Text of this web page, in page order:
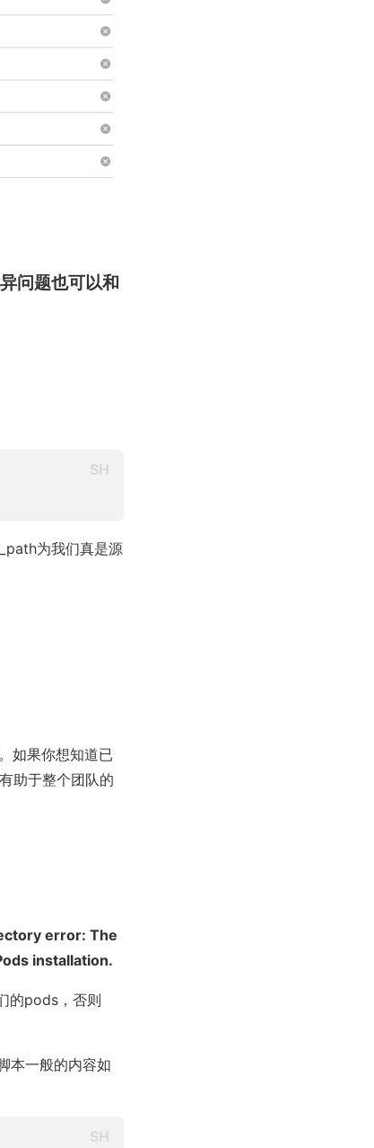
问题也可以和
为我们真是源
如果你想知道已
助于整个团队的
error: The
installation.
的pods，否则
本一般的内容如